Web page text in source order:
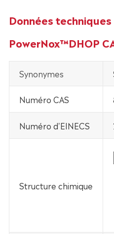
Données
PowerNox™DHOP
Synonymes
Numéro CAS
Numéro d'EINECS
Structure chimique